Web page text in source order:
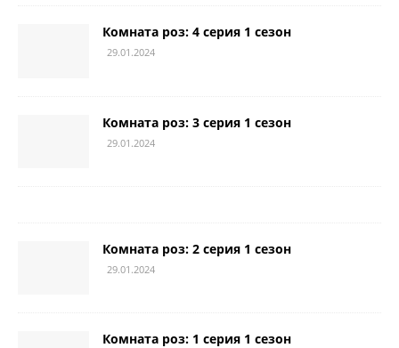
Комната роз: 4 серия 1 сезон
29.01.2024
Комната роз: 3 серия 1 сезон
29.01.2024
Комната роз: 2 серия 1 сезон
29.01.2024
Комната роз: 1 серия 1 сезон